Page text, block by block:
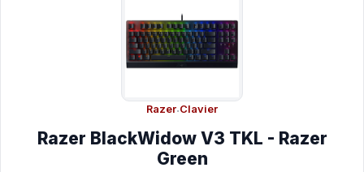
Razer·Clavier
Razer BlackWidow V3 TKL - Razer
Green